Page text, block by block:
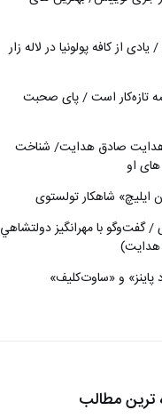
از کافه پولونیا در لاله زار
تازه‌كار است / پای صحبت
هدایت صادق هدایت/ شناخت
او
ايليچ» شاهکار تولستوی
گفت‌وگو با مهرانگيز دولتشاهي
هدايت)
پاینز» و «ساوت‌کلیف»
ترین مطالب